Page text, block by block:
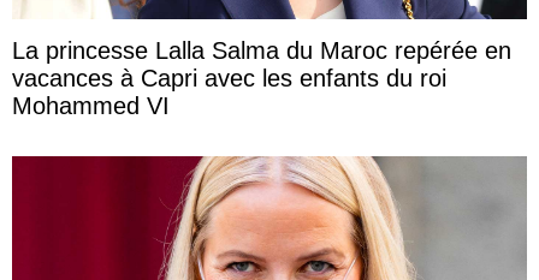
La princesse Lalla Salma du Maroc repérée en
vacances à Capri avec les enfants du roi
Mohammed VI